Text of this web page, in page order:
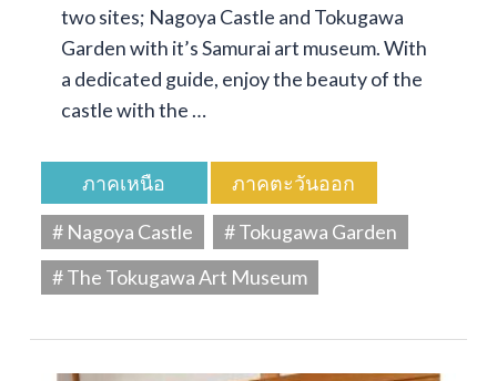
two sites; Nagoya Castle and Tokugawa
Garden with it’s Samurai art museum. With
a dedicated guide, enjoy the beauty of the
castle with the …
ภาคเหนือ
ภาคตะวันออก
# Nagoya Castle
# Tokugawa Garden
# The Tokugawa Art Museum